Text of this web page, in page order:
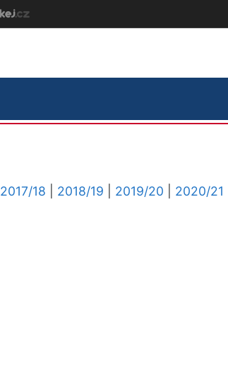
2017/18 2018/19 2019/20
2020/21